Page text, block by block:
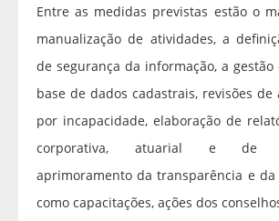
Entre as medidas previstas estão o
manualização de atividades, a
de segurança da informação, a
base de dados cadastrais, revisões de
por incapacidade, elaboração de
corporativa, atuarial e de
aprimoramento da transparência e da
como capacitações, ações dos